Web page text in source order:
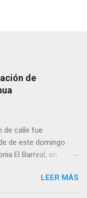
de
de calle fue
de este domingo
El Barreal, en
y Ramón Corona,
la presencia del
LEER MÁS